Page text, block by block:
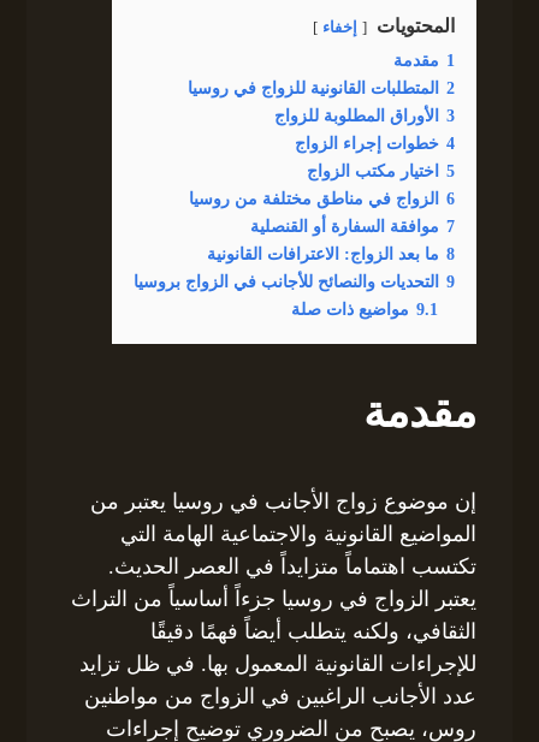
المحتويات إخفاء
1 مقدمة
2
المتطلبات القانونية للزواج في روسيا
3
الأوراق المطلوبة للزواج
4 خطوات إجراء الزواج
5
اختيار مكتب الزواج
6
الزواج في مناطق مختلفة من روسيا
7 موافقة السفارة أو القنصلية
8 ما بعد الزواج: الاعترافات القانونية
9
التحديات والنصائح للأجانب في الزواج بروسيا
9.1 مواضيع ذات صلة
مقدمة
إن موضوع زواج الأجانب في روسيا يعتبر من
المواضيع القانونية والاجتماعية الهامة التي
تكتسب اهتماماً متزايداً في العصر الحديث.
يعتبر الزواج في روسيا جزءاً أساسياً من التراث
الثقافي، ولكنه يتطلب أيضاً فهمًا دقيقًا
للإجراءات القانونية المعمول بها. في ظل تزايد
عدد الأجانب الراغبين في الزواج من مواطنين
روس، يصبح من الضروري توضيح إجراءات